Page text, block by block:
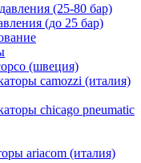
(25-80 бар)
(до 25 бар)
(швеция)
camozzi (италия)
chicago pneumatic
ariacom (италия)